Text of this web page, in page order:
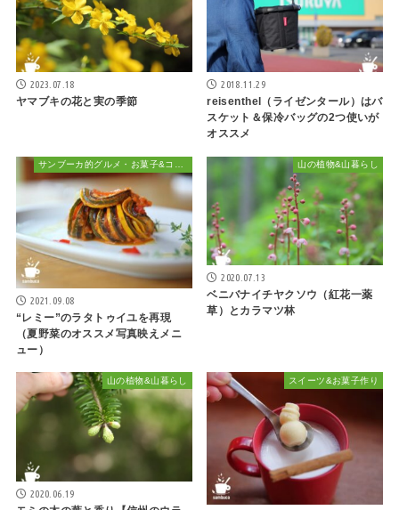
2023.07.18
ヤマブキの花と実の季節
2018.11.29
reisenthel（ライゼンタール）はバ
スケット＆保冷バッグの2つ使いが
オススメ
サンブーカ的グルメ・お菓子&コーヒー、時々お酒
2021.09.08
“レミー”のラタトゥイユを再現
（夏野菜のオススメ写真映えメニ
ュー）
山の植物&山暮らし
2020.07.13
ベニバナイチヤクソウ（紅花一薬
草）とカラマツ林
山の植物&山暮らし
2020.06.19
スイーツ&お菓子作り